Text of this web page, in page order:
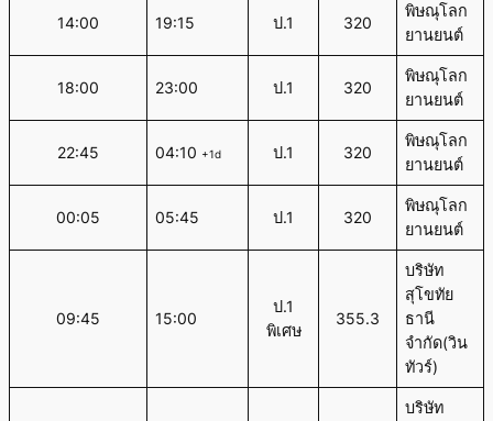
14:00 19:15 ป.1 320
พิษณุโลก
ยานยนต์
18:00 23:00 ป.1 320
พิษณุโลก
ยานยนต์
22:45 04:10 +1d ป.1 320
พิษณุโลก
ยานยนต์
00:05 05:45 ป.1 320
พิษณุโลก
ยานยนต์
09:45 15:00
ป.1
พิเศษ
355.3
บริษัท
สุโขทัย
ธานี
จำกัด(วิน
ทัวร์)
บริษัท